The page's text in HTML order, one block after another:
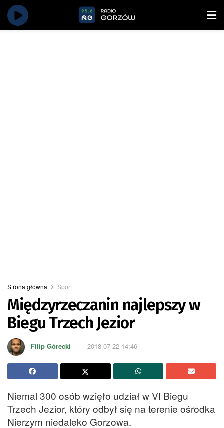
Strona główna Sport
Międzyrzeczanin najlepszy w
Biegu Trzech Jezior
Filip Górecki 2018-07-22 14:46
Niemal 300 osób wzięło udział w VI Biegu
Trzech Jezior, który odbył się na terenie ośrodka
Nierzym niedaleko Gorzowa.